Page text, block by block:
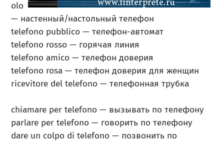
olo
— настенный/настольный телефон
telefono pubblico — телефон-автомат
telefono rosso — горячая линия
telefono amico — телефон доверия
telefono rosa — телефон доверия для женщин
ricevitore del telefono — телефонная трубка
chiamare per telefono — вызывать по телефону
parlare per telefono — говорить по телефону
dare un colpo di telefono — позвонить по